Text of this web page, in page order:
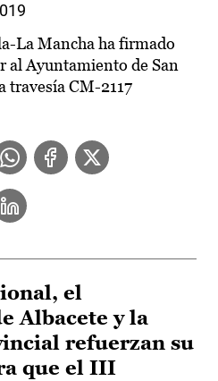
La Mancha ha firmado
al Ayuntamiento de San
travesía CM-2117
el
Albacete y la
refuerzan su
que el III